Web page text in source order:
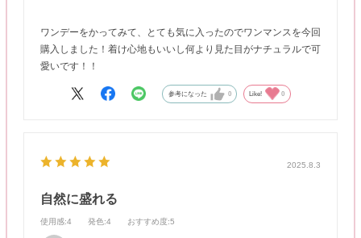
ワンデーをかってみて、とても気に入ったのでワンマンスを今回
購入しました！着け心地もいいし何より見た目がナチュラルで可
愛いです！！
参考になった 0 Like! 0
2025.8.3
自然に盛れる
使用感:4 発色:4 おすすめ度:5